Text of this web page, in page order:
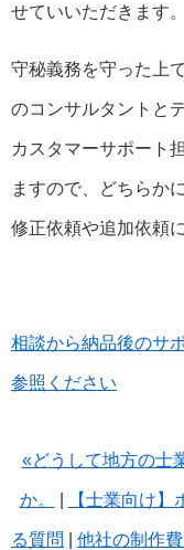
せていいただきます。
守秘義務を守った上
のコンサルタントと
カスタマーサポート
ますので、どちらか
修正依頼や追加依頼
相談から納品後のサ
参照ください
«どうして地方の士
か。 【士業向け
る質問 他社の制作